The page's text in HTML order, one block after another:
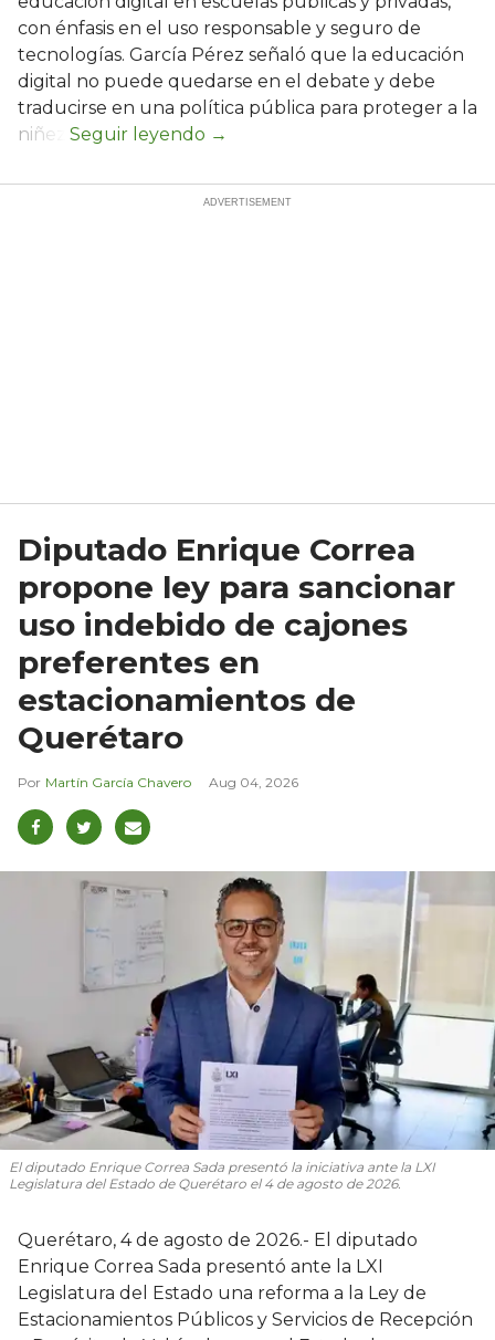
con énfasis en el uso responsable y seguro de
tecnologías. García Pérez señaló que la educación
digital no puede quedarse en el debate y debe
traducirse en una política pública para proteger a la
niñez.
Diputado Enrique Correa
propone ley para sancionar
uso indebido de cajones
preferentes en
estacionamientos de
Querétaro
Martín García Chavero Aug 04, 2026
El diputado Enrique Correa Sada presentó la iniciativa ante la LXI
Legislatura del Estado de Querétaro el 4 de agosto de 2026.
Querétaro, 4 de agosto de 2026.- El diputado
Enrique Correa Sada presentó ante la LXI
Legislatura del Estado una reforma a la Ley de
Estacionamientos Públicos y Servicios de Recepción